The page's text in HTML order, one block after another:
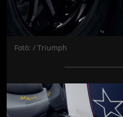
Fotó: / Triumph
Jön